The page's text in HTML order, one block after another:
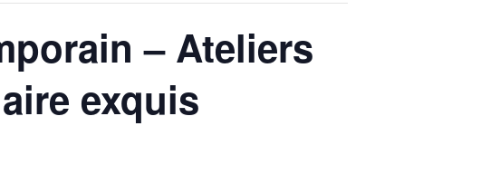
– Ateliers
exquis